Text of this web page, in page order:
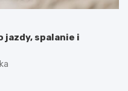
jazdy, spalanie i